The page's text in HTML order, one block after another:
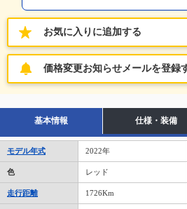
お気に入りに追加する
価格変更お知らせメールを登録
基本情報 仕様・装備
モデル年式 2022年
色 レッド
走行距離 1726Km